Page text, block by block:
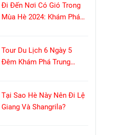
Đi Đến Nơi Có Gió Trong
Mùa Hè 2024: Khám Phá
Tour Du Lịch 6 Ngày 5
Đêm Khám Phá Trung
Tại Sao Hè Này Nên Đi Lệ
Giang Và Shangrila?